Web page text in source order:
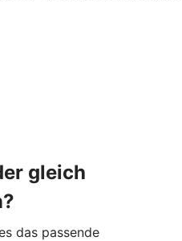
gleich
das passende